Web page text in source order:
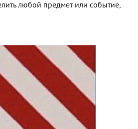
любой предмет или событие,